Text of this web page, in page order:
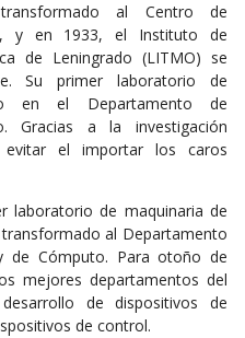
al Centro de
y en 1933, el Instituto de
de Leningrado (LITMO) se
Su primer laboratorio de
en el Departamento de
Gracias a la investigación
evitar el importar los caros
laboratorio de maquinaria de
al Departamento
de Cómputo. Para otoño de
mejores departamentos del
de dispositivos de
de control.